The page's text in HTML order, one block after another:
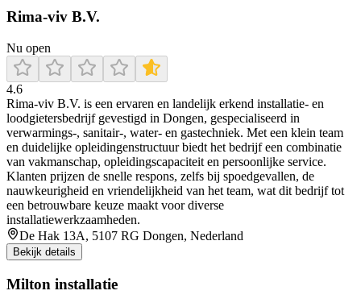
Rima-viv B.V.
Nu open
4.6
Rima‑viv B.V. is een ervaren en landelijk erkend installatie‑ en
loodgietersbedrijf gevestigd in Dongen, gespecialiseerd in
verwarmings-, sanitair-, water- en gastechniek. Met een klein team
en duidelijke opleidingenstructuur biedt het bedrijf een combinatie
van vakmanschap, opleidingscapaciteit en persoonlijke service.
Klanten prijzen de snelle respons, zelfs bij spoedgevallen, de
nauwkeurigheid en vriendelijkheid van het team, wat dit bedrijf tot
een betrouwbare keuze maakt voor diverse
installatiewerkzaamheden.
De Hak 13A, 5107 RG Dongen, Nederland
Bekijk details
Milton installatie